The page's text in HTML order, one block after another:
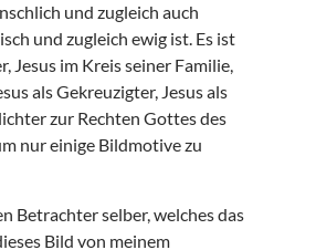
und zugleich auch
und zugleich ewig ist. Es ist
Jesus im Kreis seiner Familie,
als Gekreuzigter, Jesus als
zur Rechten Gottes des
nur einige Bildmotive zu
Betrachter selber, welches das
Bild von meinem